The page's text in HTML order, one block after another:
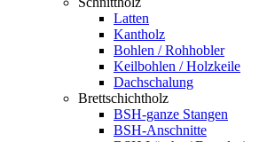
Latten
Kantholz
Bohlen / Rohhobler
Keilbohlen / Holzkeile
Dachschalung
Brettschichtholz
BSH-ganze Stangen
BSH-Anschnitte